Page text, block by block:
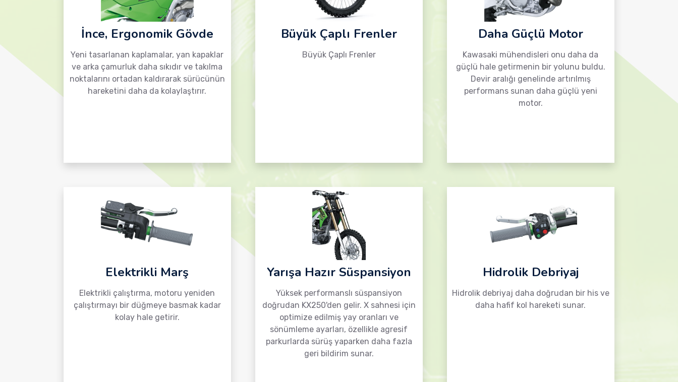
İnce, Ergonomik Gövde
Yeni tasarlanan kaplamalar, yan kapaklar
ve arka çamurluk daha sıkıdır ve takılma
noktalarını ortadan kaldırarak sürücünün
hareketini daha da kolaylaştırır.
Büyük Çaplı Frenler
Büyük Çaplı Frenler
Daha Güçlü Motor
Kawasaki mühendisleri onu daha da
güçlü hale getirmenin bir yolunu buldu.
Devir aralığı genelinde artırılmış
performans sunan daha güçlü yeni
motor.
Elektrikli Marş
Elektrikli çalıştırma, motoru yeniden
çalıştırmayı bir düğmeye basmak kadar
kolay hale getirir.
Yarışa Hazır Süspansiyon
Yüksek performanslı süspansiyon
doğrudan KX250'den gelir. X sahnesi için
optimize edilmiş yay oranları ve
sönümleme ayarları, özellikle agresif
parkurlarda sürüş yaparken daha fazla
geri bildirim sunar.
Hidrolik Debriyaj
Hidrolik debriyaj daha doğrudan bir his ve
daha hafif kol hareketi sunar.